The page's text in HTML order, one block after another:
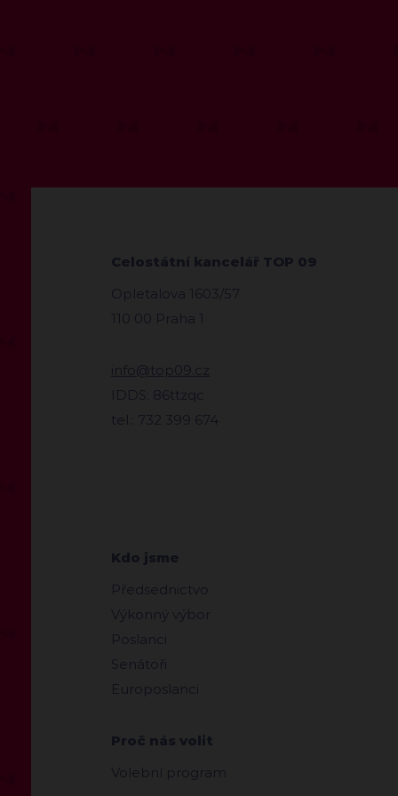
Celostátní kancelář TOP 09
Opletalova 1603/57
110 00 Praha 1
info@top09.cz
IDDS: 86ttzqc
tel.: 732 399 674
Kdo jsme
Předsednictvo
Výkonný výbor
Poslanci
Senátoři
Europoslanci
Proč nás volit
Volební program